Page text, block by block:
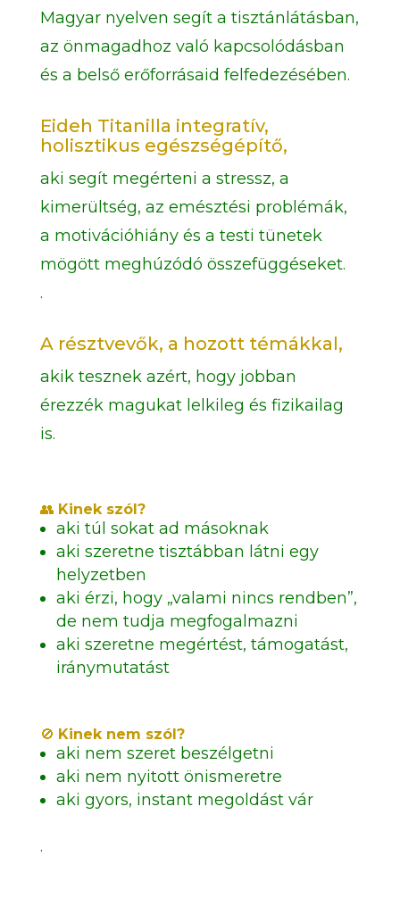
Magyar nyelven segít a tisztánlátásban,
az önmagadhoz való kapcsolódásban
és a belső erőforrásaid felfedezésében.
Eideh Titanilla integratív,
holisztikus egészségépítő,
aki segít megérteni a stressz, a
kimerültség, az emésztési problémák,
a motivációhiány és a testi tünetek
mögött meghúzódó összefüggéseket.
.
A résztvevők, a hozott témákkal,
akik tesznek azért, hogy jobban
érezzék magukat lelkileg és fizikailag
is.
👥 Kinek szól?
aki túl sokat ad másoknak
aki szeretne tisztábban látni egy
helyzetben
aki érzi, hogy „valami nincs rendben”,
de nem tudja megfogalmazni
aki szeretne megértést, támogatást,
iránymutatást
🚫 Kinek nem szól?
aki nem szeret beszélgetni
aki nem nyitott önismeretre
aki gyors, instant megoldást vár
.